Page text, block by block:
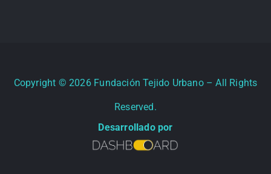
Copyright ©2026Fundación Tejido Urbano – All Rights
Reserved.
Desarrollado por